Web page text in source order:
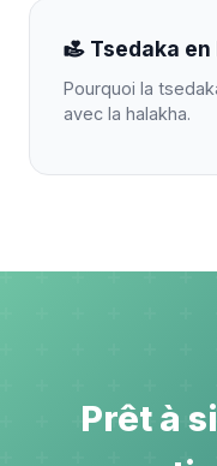
Tsedaka
Pourquoi la
avec la halakha.
Prêt à